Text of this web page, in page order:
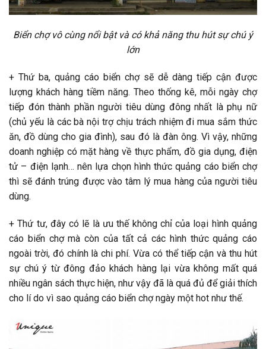
Biển chợ vô cùng nổi bật và có khả năng thu hút sự chú ý
lớn
+ Thứ ba, quảng cáo biển chợ sẽ dễ dàng tiếp cận được
lượng khách hàng tiềm năng. Theo thống kê, mỗi ngày chợ
tiếp đón thành phần người tiêu dùng đông nhất là phụ nữ
(chủ yếu là các bà nội trợ chịu trách nhiệm đi mua sắm thức
ăn, đồ dùng cho gia đình), sau đó là đàn ông. Vì vậy, những
doanh nghiệp có mặt hàng về thực phẩm, đồ gia dụng, điện
tử – điện lạnh… nên lựa chọn hình thức quảng cáo biển chợ
thì sẽ đánh trúng được vào tâm lý mua hàng của người tiêu
dùng.
+ Thứ tư, đây có lẽ là ưu thế không chỉ của loại hình quảng
cáo biển chợ mà còn của tất cả các hình thức quảng cáo
ngoài trời, đó chính là chi phí. Vừa có thể tiếp cận và thu hút
sự chú ý từ đông đảo khách hàng lại vừa không mất quá
nhiều ngân sách thực hiện, như vậy đã là quá đủ để giải thích
cho lí do vì sao quảng cáo biển chợ ngày một hot như thế.